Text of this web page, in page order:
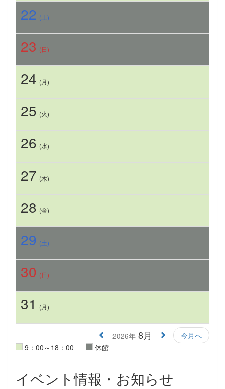
22 (土)
23 (日)
24 (月)
25 (火)
26 (水)
27 (木)
28 (金)
29 (土)
30 (日)
31 (月)
2026年 8月
今月へ
9：00～18：00
休館
イベント情報・お知らせ